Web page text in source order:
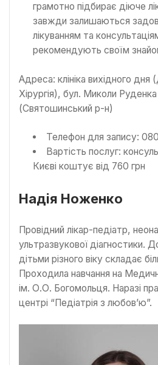
грамотно підбирає діюче
завжди залишаються
лікуванням та
рекомендують своїм
Адреса: клініка вихідного дня
Хірургія), бул. Миколи
(Святошинський р-н)
Телефон для запису:
Вартість послуг:
Києві коштує від 760 грн
Надія Ноженко
Провідний лікар-педіатр,
ультразвукової діагностики.
дітьми різного віку складає
Проходила навчання на
ім. О.О. Богомольця. Наразі
центрі “Педіатрія з любов’ю”.